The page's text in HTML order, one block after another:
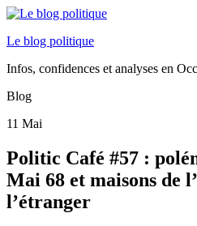
Le blog politique
Infos, confidences et analyses en
Blog
11 Mai
Politic Café #57 :
Mai 68 et maisons de
l’étranger